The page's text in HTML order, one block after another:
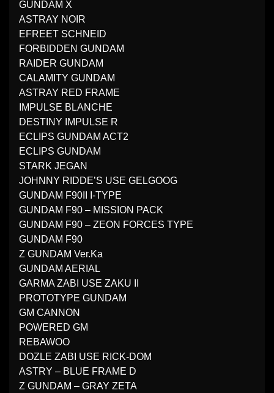
GUNDAM X
ASTRAY NOIR
EFREET SCHNEID
FORBIDDEN GUNDAM
RAIDER GUNDAM
CALAMITY GUNDAM
ASTRAY RED FRAME
IMPULSE BLANCHE
DESTINY IMPULSE R
ECLIPS GUNDAM ACT2
ECLIPS GUNDAM
STARK JEGAN
JOHNNY RIDDE’S USE GELGOOG
GUNDAM F90II I-TYPE
GUNDAM F90 – MISSION PACK
GUNDAM F90 – ZEON FORCES TYPE
GUNDAM F90
Z GUNDAM Ver.Ka
GUNDAM AERIAL
GARMA ZABI USE ZAKU II
PROTOTYPE GUNDAM
GM CANNON
POWERED GM
REBAWOO
DOZLE ZABI USE RICK-DOM
ASTRY – BLUE FRAME D
Z GUNDAM – GRAY ZETA